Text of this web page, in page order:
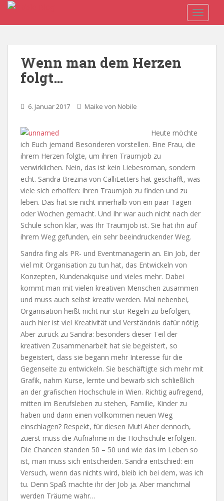
i
Wenn man dem Herzen
folgt…
6. Januar 2017 Maike von Nobile
Heute möchte
ich Euch jemand Besonderen vorstellen. Eine Frau, die
ihrem Herzen folgte, um ihren Traumjob zu
verwirklichen. Nein, das ist kein Liebesroman, sondern
echt. Sandra Brezina von CalliLetters hat geschafft, was
viele sich erhoffen: ihren Traumjob zu finden und zu
leben. Das hat sie nicht innerhalb von ein paar Tagen
oder Wochen gemacht. Und Ihr war auch nicht nach der
Schule schon klar, was Ihr Traumjob ist. Sie hat ihn auf
ihrem Weg gefunden, ein sehr beeindruckender Weg.
Sandra fing als PR- und Eventmanagerin an. Ein Job, der
viel mit Organisation zu tun hat, das Entwickeln von
Konzepten, Kundenakquise und vieles mehr. Dabei
kommt man mit vielen kreativen Menschen zusammen
und muss auch selbst kreativ werden. Mal nebenbei,
Organisation heißt nicht nur stur Regeln zu befolgen,
auch hier ist viel Kreativität und Verständnis dafür nötig.
Aber zurück zu Sandra: besonders dieser Teil der
kreativen Zusammenarbeit hat sie begeistert, so
begeistert, dass sie begann mehr Interesse für die
Gegenseite zu entwickeln. Sie beschäftigte sich mehr mit
Grafik, nahm Kurse, lernte und bewarb sich schließlich
an der grafischen Hochschule in Wien. Richtig aufregend,
mitten im Berufsleben zu stehen, Familie, Kinder zu
haben und dann einen vollkommen neuen Weg
einschlagen? Respekt, für diesen Mut! Aber dennoch,
zuerst muss die Aufnahme in die Hochschule erfolgen.
Die Chancen standen 50 – 50 und wie das im Leben so
ist, man muss sich entscheiden. Sandra entschied: ein
Versuch, wenn das nichts wird, bleib ich bei dem, was ich
tu. Denn Spaß machte ihr der Job ja. Aber manchmal
werden Träume wahr…